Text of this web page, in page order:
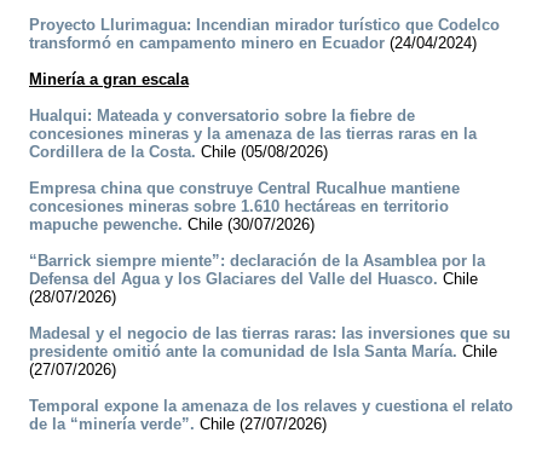
Proyecto Llurimagua: Incendian mirador turístico que Codelco
transformó en campamento minero en Ecuador (24/04/2024)
Minería a gran escala
Hualqui: Mateada y conversatorio sobre la fiebre de
concesiones mineras y la amenaza de las tierras raras en la
Cordillera de la Costa. Chile (05/08/2026)
Empresa china que construye Central Rucalhue mantiene
concesiones mineras sobre 1.610 hectáreas en territorio
mapuche pewenche. Chile (30/07/2026)
“Barrick siempre miente”: declaración de la Asamblea por la
Defensa del Agua y los Glaciares del Valle del Huasco. Chile
(28/07/2026)
Madesal y el negocio de las tierras raras: las inversiones que su
presidente omitió ante la comunidad de Isla Santa María. Chile
(27/07/2026)
Temporal expone la amenaza de los relaves y cuestiona el relato
de la “minería verde”. Chile (27/07/2026)